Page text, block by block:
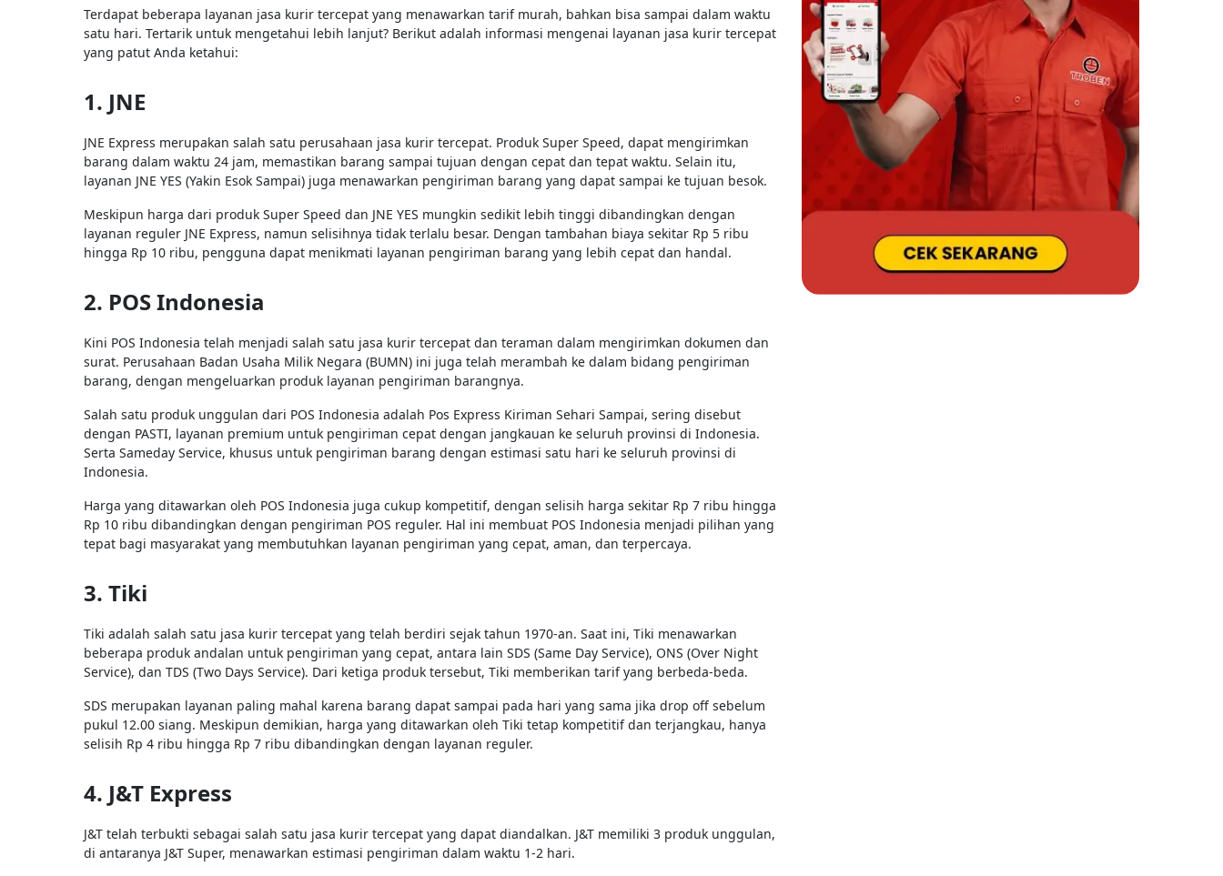
Terdapat beberapa layanan jasa kurir tercepat yang menawarkan tarif murah, bahkan bisa sampai dalam waktu
satu hari. Tertarik untuk mengetahui lebih lanjut? Berikut adalah informasi mengenai layanan jasa kurir tercepat
yang patut Anda ketahui:
1. JNE
JNE Express merupakan salah satu perusahaan jasa kurir tercepat. Produk Super Speed, dapat mengirimkan
barang dalam waktu 24 jam, memastikan barang sampai tujuan dengan cepat dan tepat waktu. Selain itu,
layanan JNE YES (Yakin Esok Sampai) juga menawarkan pengiriman barang yang dapat sampai ke tujuan besok.
Meskipun harga dari produk Super Speed dan JNE YES mungkin sedikit lebih tinggi dibandingkan dengan
layanan reguler JNE Express, namun selisihnya tidak terlalu besar. Dengan tambahan biaya sekitar Rp 5 ribu
hingga Rp 10 ribu, pengguna dapat menikmati layanan pengiriman barang yang lebih cepat dan handal.
2. POS Indonesia
Kini POS Indonesia telah menjadi salah satu jasa kurir tercepat dan teraman dalam mengirimkan dokumen dan
surat. Perusahaan Badan Usaha Milik Negara (BUMN) ini juga telah merambah ke dalam bidang pengiriman
barang, dengan mengeluarkan produk layanan pengiriman barangnya.
Salah satu produk unggulan dari POS Indonesia adalah Pos Express Kiriman Sehari Sampai, sering disebut
dengan PASTI, layanan premium untuk pengiriman cepat dengan jangkauan ke seluruh provinsi di Indonesia.
Serta Sameday Service, khusus untuk pengiriman barang dengan estimasi satu hari ke seluruh provinsi di
Indonesia.
Harga yang ditawarkan oleh POS Indonesia juga cukup kompetitif, dengan selisih harga sekitar Rp 7 ribu hingga
Rp 10 ribu dibandingkan dengan pengiriman POS reguler. Hal ini membuat POS Indonesia menjadi pilihan yang
tepat bagi masyarakat yang membutuhkan layanan pengiriman yang cepat, aman, dan terpercaya.
3. Tiki
Tiki adalah salah satu jasa kurir tercepat yang telah berdiri sejak tahun 1970-an. Saat ini, Tiki menawarkan
beberapa produk andalan untuk pengiriman yang cepat, antara lain SDS (Same Day Service), ONS (Over Night
Service), dan TDS (Two Days Service). Dari ketiga produk tersebut, Tiki memberikan tarif yang berbeda-beda.
SDS merupakan layanan paling mahal karena barang dapat sampai pada hari yang sama jika drop off sebelum
pukul 12.00 siang. Meskipun demikian, harga yang ditawarkan oleh Tiki tetap kompetitif dan terjangkau, hanya
selisih Rp 4 ribu hingga Rp 7 ribu dibandingkan dengan layanan reguler.
4. J&T Express
J&T telah terbukti sebagai salah satu jasa kurir tercepat yang dapat diandalkan. J&T memiliki 3 produk unggulan,
di antaranya J&T Super, menawarkan estimasi pengiriman dalam waktu 1-2 hari.